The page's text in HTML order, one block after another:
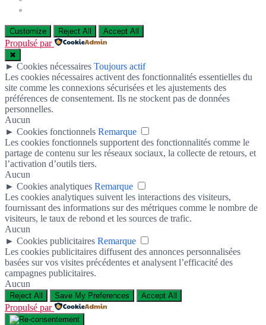
Customize Reject All Accept All
Propulsé par
✖
► Cookies nécessaires Toujours actif
Les cookies nécessaires activent des fonctionnalités essentielles du
site comme les connexions sécurisées et les ajustements des
préférences de consentement. Ils ne stockent pas de données
personnelles.
Aucun
► Cookies fonctionnels Remarque
Les cookies fonctionnels supportent des fonctionnalités comme le
partage de contenu sur les réseaux sociaux, la collecte de retours, et
l’activation d’outils tiers.
Aucun
► Cookies analytiques Remarque
Les cookies analytiques suivent les interactions des visiteurs,
fournissant des informations sur des métriques comme le nombre de
visiteurs, le taux de rebond et les sources de trafic.
Aucun
► Cookies publicitaires Remarque
Les cookies publicitaires diffusent des annonces personnalisées
basées sur vos visites précédentes et analysent l’efficacité des
campagnes publicitaires.
Aucun
Reject All Save My Preferences Accept All
Propulsé par